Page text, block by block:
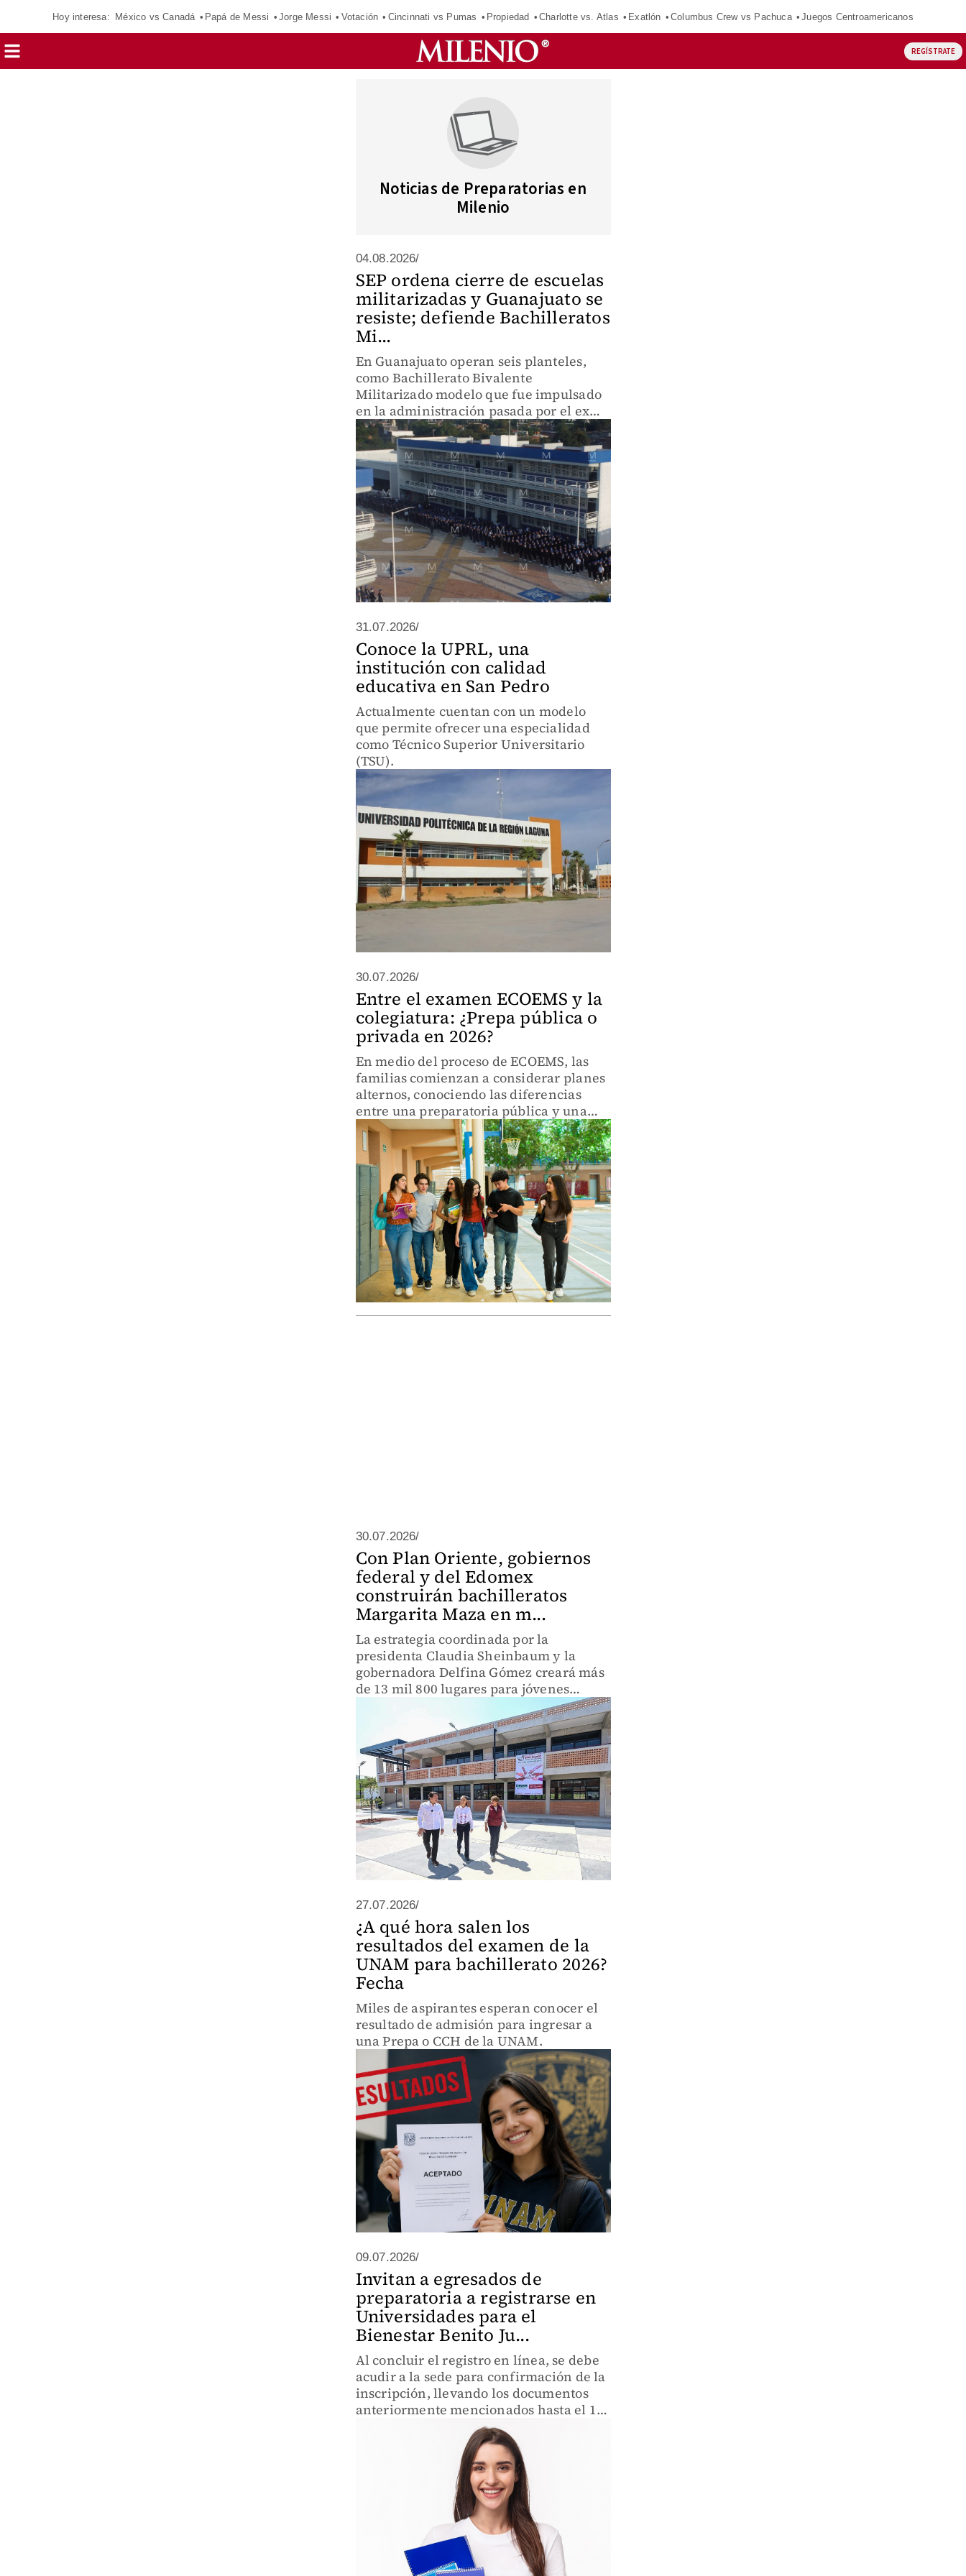
Hoy interesa: México vs Canadá Papá de Messi Jorge Messi Votación Cincinnati vs Pumas Propiedad Charlotte vs. Atlas Exatlón Columbus Crew vs Pachuca Juegos Centroamericanos
REGÍSTRATE
Noticias de Preparatorias en
Milenio
04.08.2026/
SEP ordena cierre de escuelas
militarizadas y Guanajuato se
resiste; defiende Bachilleratos
Mi...
En Guanajuato operan seis planteles,
como Bachillerato Bivalente
Militarizado modelo que fue impulsado
en la administración pasada por el ex
gobernador del PAN.
31.07.2026/
Conoce la UPRL, una
institución con calidad
educativa en San Pedro
Actualmente cuentan con un modelo
que permite ofrecer una especialidad
como Técnico Superior Universitario
(TSU).
30.07.2026/
Entre el examen ECOEMS y la
colegiatura: ¿Prepa pública o
privada en 2026?
En medio del proceso de ECOEMS, las
familias comienzan a considerar planes
alternos, conociendo las diferencias
entre una preparatoria pública y una
privada en aspectos como costos,
acompañamiento, infraestructura,
idiomas y proyección universitaria
30.07.2026/
Con Plan Oriente, gobiernos
federal y del Edomex
construirán bachilleratos
Margarita Maza en m...
La estrategia coordinada por la
presidenta Claudia Sheinbaum y la
gobernadora Delfina Gómez creará más
de 13 mil 800 lugares para jóvenes
ciberbachilleratos y reconversión de
escuelas secundarias.
27.07.2026/
¿A qué hora salen los
resultados del examen de la
UNAM para bachillerato 2026?
Fecha
Miles de aspirantes esperan conocer el
resultado de admisión para ingresar a
una Prepa o CCH de la UNAM.
09.07.2026/
Invitan a egresados de
preparatoria a registrarse en
Universidades para el
Bienestar Benito Ju...
Al concluir el registro en línea, se debe
acudir a la sede para confirmación de la
inscripción, llevando los documentos
anteriormente mencionados hasta el 10